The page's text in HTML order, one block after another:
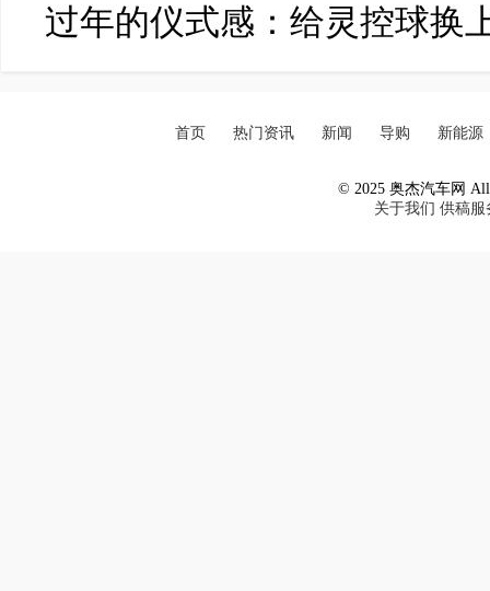
过年的仪式感：给灵控球换
首页 热门资讯 新闻 导购 新能源
© 2025 奥杰汽车网 All
关于我们 供稿服